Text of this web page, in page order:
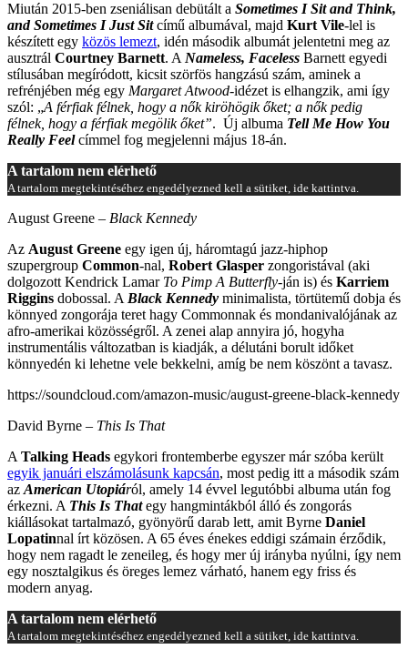
Miután 2015-ben zseniálisan debütált a Sometimes I Sit and Think,
and Sometimes I Just Sitcímű albumával, majd Kurt Vile-lel is
készített egy közös lemezt, idén második albumát jelentetni meg az
ausztrál Courtney Barnett. ANameless, Faceless Barnett egyedi
stílusában megíródott, kicsit szörfös hangzású szám, aminek a
refrénjében még egy Margaret Atwood-idézet is elhangzik, ami így
szól: „A férfiak félnek, hogy a nők kiröhögik őket; a nők pedig
félnek, hogy a férfiak megölik őket”. Új albuma Tell Me How You
Really Feel címmel fog megjelenni május 18-án.
A tartalom nem elérhető
A tartalom megtekintéséhez engedélyezned kell a sütiket, ide kattintva.
August Greene – Black Kennedy
Az August Greene egy igen új, háromtagú jazz-hiphop
szupergroup Common-nal, Robert Glasper zongoristával (aki
dolgozott Kendrick Lamar To Pimp A Butterfly-ján is) és Karriem
Riggins dobossal. ABlack Kennedy minimalista, törtütemű dobja és
könnyed zongorája teret hagy Commonnak és mondanivalójának az
afro-amerikai közösségről. A zenei alap annyira jó, hogyha
instrumentális változatban is kiadják, a délutáni borult időket
könnyedén ki lehetne vele bekkelni, amíg be nem köszönt a tavasz.
https://soundcloud.com/amazon-music/august-greene-black-kennedy
David Byrne – This Is That
ATalking Heads egykori frontemberbe egyszer már szóba került
egyik januári elszámolásunk kapcsán, most pedig itt a második szám
azAmerican Utopiáról, amely 14 évvel legutóbbi albuma után fog
érkezni. A This Is Thategy hangmintákból álló és zongorás
kiállásokat tartalmazó, gyönyörű darab lett, amit Byrne Daniel
Lopatinnal írt közösen. A 65 éves énekes eddigi számain érződik,
hogy nem ragadt le zeneileg, és hogy mer új irányba nyúlni, így nem
egy nosztalgikus és öreges lemez várható, hanem egy friss és
modern anyag.
A tartalom nem elérhető
A tartalom megtekintéséhez engedélyezned kell a sütiket, ide kattintva.